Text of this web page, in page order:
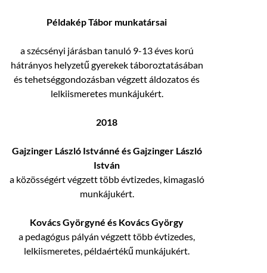
Példakép Tábor munkatársai
a szécsényi járásban tanuló 9-13 éves korú
hátrányos helyzetű gyerekek táboroztatásában
és tehetséggondozásban végzett áldozatos és
lelkiismeretes munkájukért.
2018
Gajzinger László Istvánné és Gajzinger László
István
a közösségért végzett több évtizedes, kimagasló
munkájukért.
Kovács Györgyné és Kovács György
a pedagógus pályán végzett több évtizedes,
lelkiismeretes, példaértékű munkájukért.